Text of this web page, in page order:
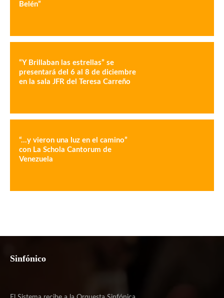
Belén”
“Y Brillaban las estrellas” se
presentará del 6 al 8 de diciembre
en la sala JFR del Teresa Carreño
“…y vieron una luz en el camino”
con La Schola Cantorum de
Venezuela
Sinfónico